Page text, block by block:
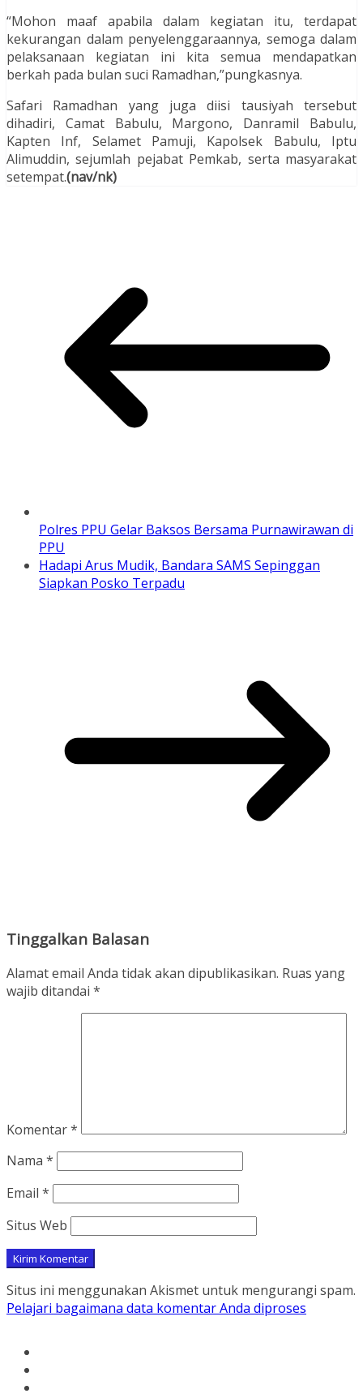
“Mohon maaf apabila dalam kegiatan itu, terdapat
kekurangan dalam penyelenggaraannya, semoga dalam
pelaksanaan kegiatan ini kita semua mendapatkan
berkah pada bulan suci Ramadhan,”pungkasnya.
Safari Ramadhan yang juga diisi tausiyah tersebut
dihadiri, Camat Babulu, Margono, Danramil Babulu,
Kapten Inf, Selamet Pamuji, Kapolsek Babulu, Iptu
Alimuddin, sejumlah pejabat Pemkab, serta masyarakat
setempat.(nav/nk)
Polres PPU Gelar Baksos Bersama Purnawirawan di
PPU
Hadapi Arus Mudik, Bandara SAMS Sepinggan
Siapkan Posko Terpadu
Tinggalkan Balasan
Alamat email Anda tidak akan dipublikasikan. Ruas yang
wajib ditandai *
Komentar*
Nama *
Email *
Situs Web
Situs ini menggunakan Akismet untuk mengurangi spam.
Pelajari bagaimana data komentar Anda diproses